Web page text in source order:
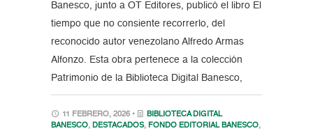
Banesco, junto a OT Editores, publicó el libro El
tiempo que no consiente recorrerlo, del
reconocido autor venezolano Alfredo Armas
Alfonzo. Esta obra pertenece a la colección
Patrimonio de la Biblioteca Digital Banesco,
11 FEBRERO, 2026 •
BIBLIOTECA DIGITAL
BANESCO, DESTACADOS, FONDO EDITORIAL BANESCO,